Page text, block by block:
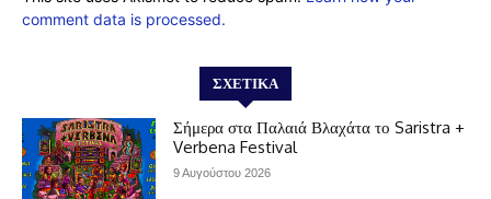
comment data is processed.
ΣΧΕΤΙΚΆ
Σήμερα στα Παλαιά Βλαχάτα το Saristra +
Verbena Festival
9 Αυγούστου 2026